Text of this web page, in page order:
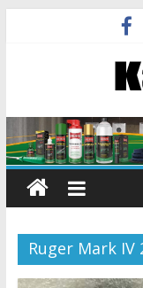
Ruger Mark IV